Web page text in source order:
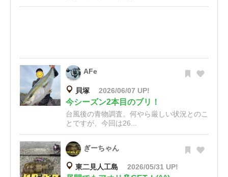
AFe
貝塚 2026/06/07 UP!
今シーズン2本目のブリ！
台風後の青物調査。何やら厳しい状況とのこ
とですが、今回は26...
ぎーちゃん
東二見人工島 2026/05/31 UP!